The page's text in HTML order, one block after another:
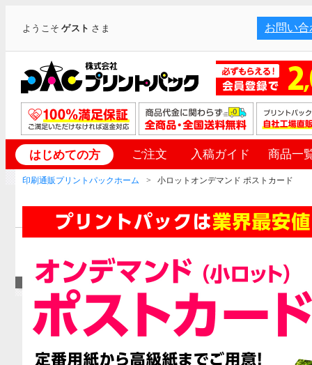
ようこそゲスト さま お問い合
はじめての方 ご注文 入稿ガイド 商品一
印刷通販プリントパックホーム 小ロットオンデマンド ポストカード